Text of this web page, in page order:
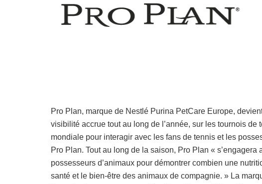
Pro Plan, marque de Nestlé Purina PetCare Europe,
visibilité accrue tout au long de l’année, sur les tournois de
mondiale pour interagir avec les fans de tennis et les
Pro Plan. Tout au long de la saison, Pro Plan «
possesseurs d’animaux pour démontrer combien une
santé et le bien-être des animaux de compagnie. » La